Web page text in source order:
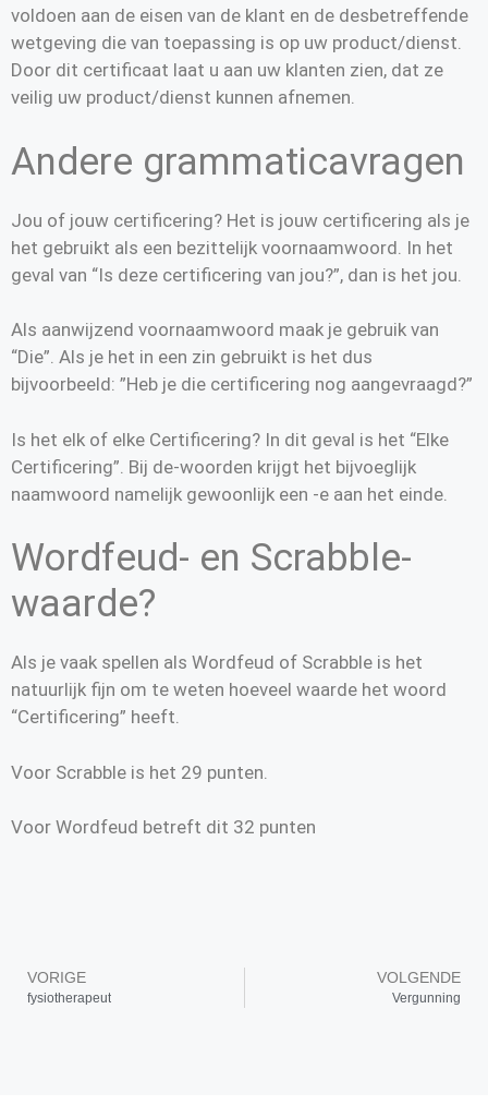
voldoen aan de eisen van de klant en de desbetreffende
wetgeving die van toepassing is op uw product/dienst.
Door dit certificaat laat u aan uw klanten zien, dat ze
veilig uw product/dienst kunnen afnemen.
Andere grammaticavragen
Jou of jouw certificering? Het is jouw certificering als je
het gebruikt als een bezittelijk voornaamwoord. In het
geval van “Is deze certificering van jou?”, dan is het jou.
Als aanwijzend voornaamwoord maak je gebruik van
“Die”. Als je het in een zin gebruikt is het dus
bijvoorbeeld: ”Heb je die certificering nog aangevraagd?”
Is het elk of elke Certificering? In dit geval is het “Elke
Certificering”. Bij de-woorden krijgt het bijvoeglijk
naamwoord namelijk gewoonlijk een -e aan het einde.
Wordfeud- en Scrabble-
waarde?
Als je vaak spellen als Wordfeud of Scrabble is het
natuurlijk fijn om te weten hoeveel waarde het woord
“Certificering” heeft.
Voor Scrabble is het 29 punten.
Voor Wordfeud betreft dit 32 punten
VORIGE
fysiotherapeut
VOLGENDE
Vergunning